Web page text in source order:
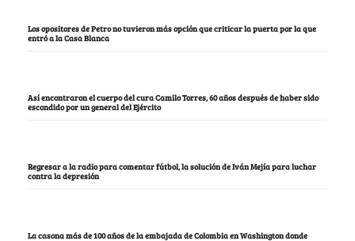
Los opositores de Petro no tuvieron más opción que criticar la puerta por la que
entró a la Casa Blanca
Así encontraron el cuerpo del cura Camilo Torres, 60 años después de haber sido
escondido por un general del Ejército
Regresar a la radio para comentar fútbol, la solución de Iván Mejía para luchar
contra la depresión
La casona más de 100 años de la embajada de Colombia en Washington donde